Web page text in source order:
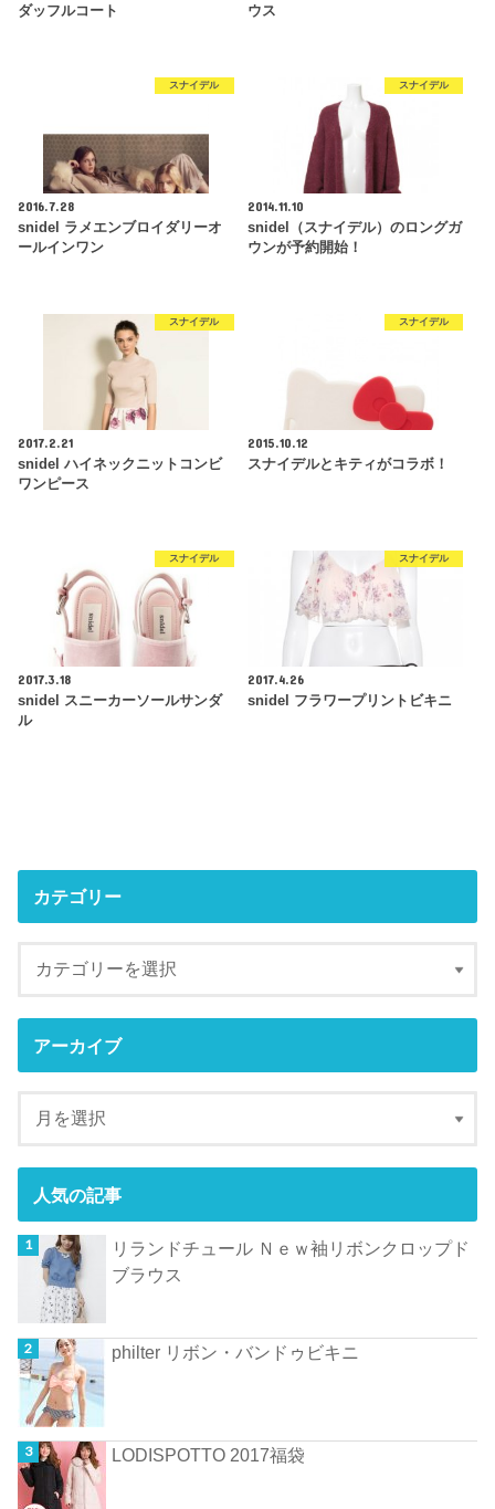
ダッフルコート
ウス
スナイデル
2016.7.28
snidel ラメエンブロイダリーオ
ールインワン
スナイデル
2014.11.10
snidel（スナイデル）のロングガ
ウンが予約開始！
スナイデル
2017.2.21
snidel ハイネックニットコンビ
ワンピース
スナイデル
2015.10.12
スナイデルとキティがコラボ！
スナイデル
2017.3.18
snidel スニーカーソールサンダ
ル
スナイデル
2017.4.26
snidel フラワープリントビキニ
カテゴリー
アーカイブ
人気の記事
リランドチュール Ｎｅｗ袖リボンクロップド
ブラウス
philter リボン・バンドゥビキニ
LODISPOTTO 2017福袋